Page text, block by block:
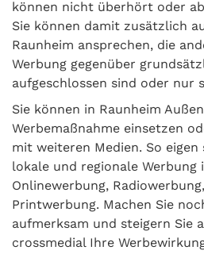
können nicht überhört oder
Sie können damit zusätzlich
Raunheim ansprechen, die
Werbung gegenüber
aufgeschlossen sind oder nur
Sie können in Raunheim
Werbemaßnahme einsetzen
mit weiteren Medien. So
lokale und regionale Werbung
Onlinewerbung,
Printwerbung. Machen Sie
aufmerksam und steigern Sie
crossmedial Ihre